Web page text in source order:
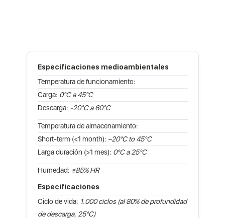
Especificaciones medioambientales
Temperatura de funcionamiento:
Carga: 0°C a 45°C
Descarga: -20°C a 60°C
Temperatura de almacenamiento:
Short-term (<1 month): –20°C to 45°C
Larga duración (>1 mes): 0°C a 25°C
Humedad: ≤85% HR
Especificaciones
Ciclo de vida: 1.000 ciclos (al 80% de profundidad
de descarga, 25°C)